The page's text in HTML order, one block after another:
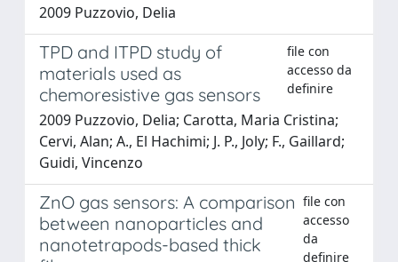
2009 Puzzovio, Delia
TPD and ITPD study of
materials used as
chemoresistive gas sensors
file con
accesso da
definire
2009 Puzzovio, Delia; Carotta, Maria Cristina;
Cervi, Alan; A., El Hachimi; J. P., Joly; F., Gaillard;
Guidi, Vincenzo
ZnO gas sensors: A comparison
between nanoparticles and
nanotetrapods-based thick
file con
accesso
da
definire